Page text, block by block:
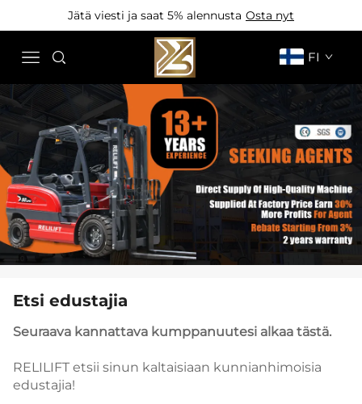
Jätä viesti ja saat 5% alennusta Osta nyt
FI
Etsi edustajia
Seuraava kannattava kumppanuutesi alkaa tästä.
RELILIFT etsii sinun kaltaisiaan kunnianhimoisia
edustajia!